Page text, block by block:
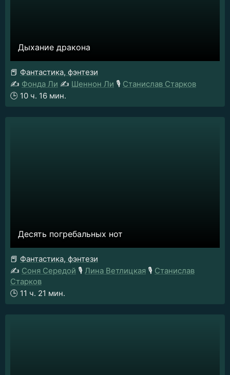
Дыхание дракона
📕 Фантастика, фэнтези
✍️ Фонда Ли ✍️ Шеннон Ли 🎙️ Станислав Старков
🕒 10 ч. 16 мин.
Десять погребальных нот
📕 Фантастика, фэнтези
✍️ Соня Середой 🎙️ Лина Ветлицкая 🎙️ Станислав
Старков
🕒 11 ч. 21 мин.